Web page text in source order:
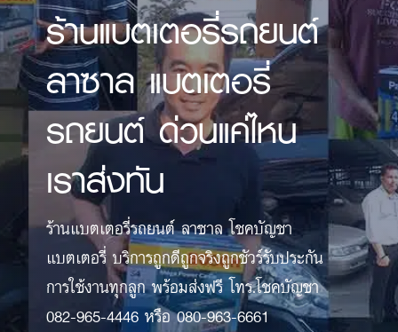
ร้านแบตเตอรี่รถยนต์
ลาซาล แบตเตอรี่
รถยนต์ ด่วนแค่ไหน
เราส่งทัน
ร้านแบตเตอรี่รถยนต์ ลาซาล โชคบัญชา
แบตเตอรี่ บริการถูกดีถูกจริงถูกชัวร์รับประกัน
การใช้งานทุกลูก พร้อมส่งฟรี โทร.โชคบัญชา
082-965-4446 หรือ 080-963-6661